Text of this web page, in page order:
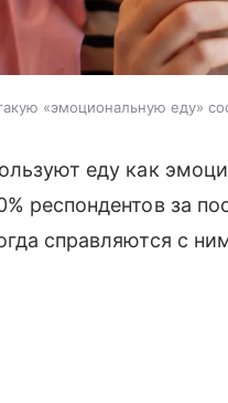
«эмоциональную еду»
еду как
респондентов за
справляются с